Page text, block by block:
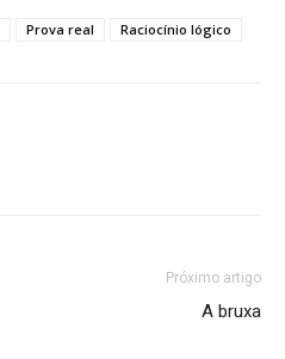
Prova real Raciocínio lógico
Próximo artigo
A bruxa